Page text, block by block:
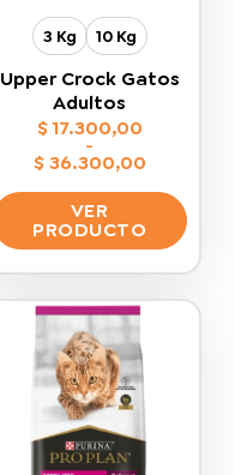
3 Kg 10 Kg
Upper Crock Gatos
Adultos
$17.300,00
-
$36.300,00
Rango
de
precios:
desde
$ 17.300,00
$ 36.300,00
VER
PRODUCTO
tiene
múltiples
variantes.
Las
opciones
se
pueden